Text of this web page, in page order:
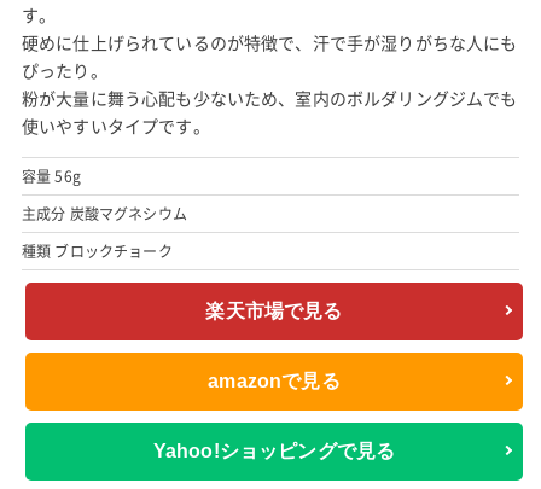
す。
硬めに仕上げられているのが特徴で、汗で手が湿りがちな人にも
ぴったり。
粉が大量に舞う心配も少ないため、室内のボルダリングジムでも
使いやすいタイプです。
容量 56g
主成分 炭酸マグネシウム
種類 ブロックチョーク
楽天市場で見る
amazonで見る
Yahoo!ショッピングで見る